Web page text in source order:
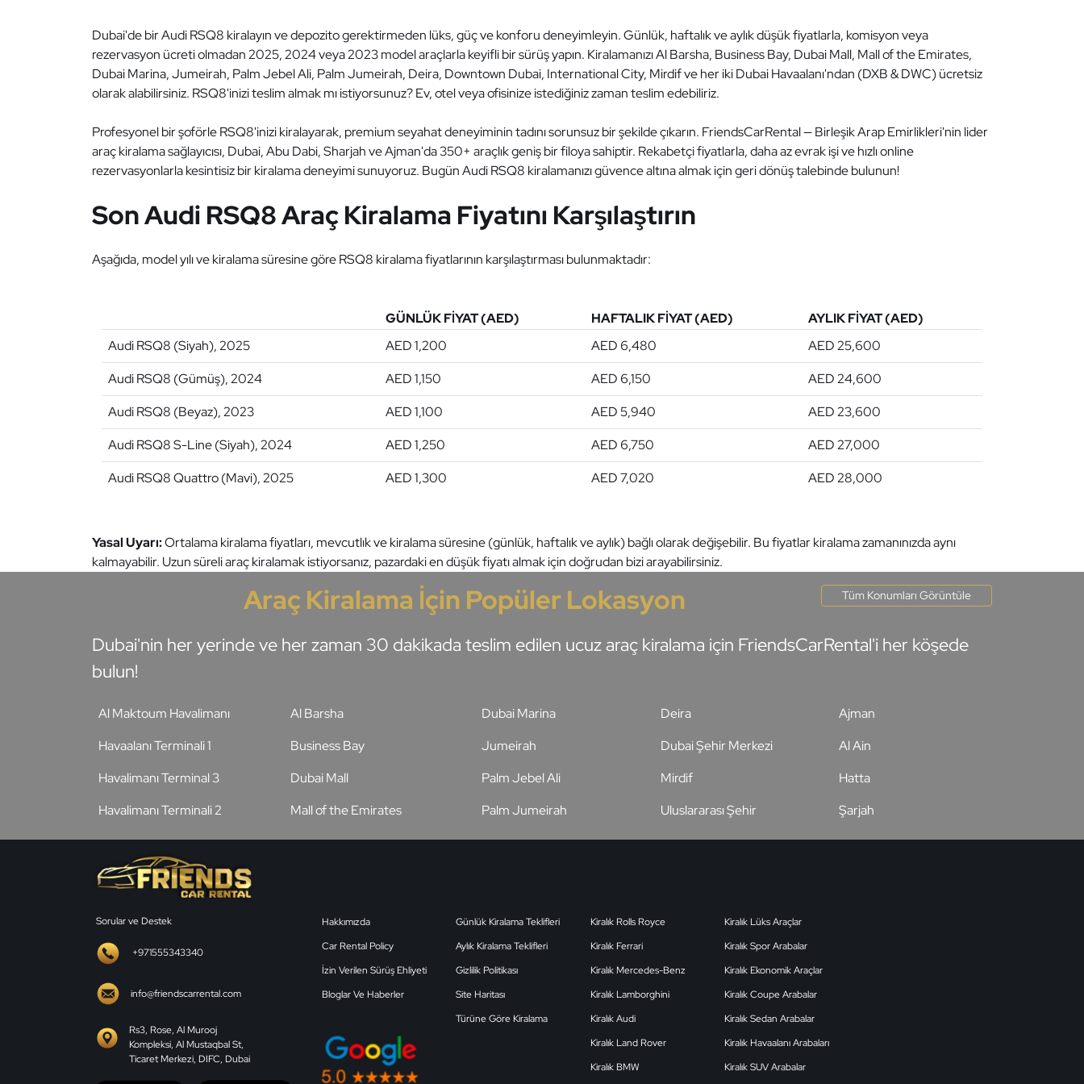
Dubai'de bir Audi RSQ8 kiralayın ve depozito gerektirmeden lüks, güç ve konforu deneyimleyin. Günlük, haftalık ve aylık düşük fiyatlarla, komisyon veya
rezervasyon ücreti olmadan 2025, 2024 veya 2023 model araçlarla keyifli bir sürüş yapın. Kiralamanızı Al Barsha, Business Bay, Dubai Mall, Mall of the Emirates,
Dubai Marina, Jumeirah, Palm Jebel Ali, Palm Jumeirah, Deira, Downtown Dubai, International City, Mirdif ve her iki Dubai Havaalanı'ndan (DXB & DWC) ücretsiz
olarak alabilirsiniz. RSQ8'inizi teslim almak mı istiyorsunuz? Ev, otel veya ofisinize istediğiniz zaman teslim edebiliriz.
Profesyonel bir şoförle RSQ8'inizi kiralayarak, premium seyahat deneyiminin tadını sorunsuz bir şekilde çıkarın. FriendsCarRental — Birleşik Arap Emirlikleri'nin lider
araç kiralama sağlayıcısı, Dubai, Abu Dabi, Sharjah ve Ajman'da 350+ araçlık geniş bir filoya sahiptir. Rekabetçi fiyatlarla, daha az evrak işi ve hızlı online
rezervasyonlarla kesintisiz bir kiralama deneyimi sunuyoruz. Bugün Audi RSQ8 kiralamanızı güvence altına almak için geri dönüş talebinde bulunun!
Son Audi RSQ8 Araç Kiralama Fiyatını Karşılaştırın
Aşağıda, model yılı ve kiralama süresine göre RSQ8 kiralama fiyatlarının karşılaştırması bulunmaktadır:
GÜNLÜK FIYAT (AED) HAFTALIK FIYAT (AED)
AYLIK FIYAT (AED)
Audi RSQ8 (Siyah), 2025
AED 1,200 AED 6,480
AED 25,600
Audi RSQ8 (Gümüş), 2024
AED 1,150 AED 6,150
AED 24,600
Audi RSQ8 (Beyaz), 2023
AED 1,100 AED 5,940
AED 23,600
Audi RSQ8 S-Line (Siyah), 2024
AED 1,250 AED 6,750
AED 27,000
Audi RSQ8 Quattro (Mavi), 2025
AED 1,300 AED 7,020 AED 28,000
Yasal Uyarı:Ortalama kiralama fiyatları, mevcutlık ve kiralama süresine (günlük, haftalık ve aylık) bağlı olarak değişebilir. Bu fiyatlar kiralama zamanınızda aynı
kalmayabilir. Uzun süreli araç kiralamak istiyorsanız, pazardaki en düşük fiyatı almak için doğrudan bizi arayabilirsiniz.
Araç Kiralama İçin Popüler Lokasyon Tüm Konumları Görüntüle
Dubai'nin her yerinde ve her zaman 30 dakikada teslim edilen ucuz araç kiralama için FriendsCarRental'i her köşede
bulun!
Al Maktoum Havalimanı
Havaalanı Terminali 1
Havalimanı Terminal 3
Havalimanı Terminali 2
Al Barsha
Business Bay
Dubai Mall
Mall of the Emirates
Dubai Marina
Jumeirah
Palm Jebel Ali
Palm Jumeirah
Deira
Dubai Şehir Merkezi
Mirdif
Uluslararası Şehir
Ajman
Al Ain
Hatta
Şarjah
Sorular ve Destek
+971555343340
info@friendscarrental.com
Rs3, Rose, Al Murooj
Kompleksi, Al Mustaqbal St,
Ticaret Merkezi, DIFC, Dubai
Hakkımızda
Car Rental Policy
İzin Verilen Sürüş Ehliyeti
Bloglar Ve Haberler
Günlük Kiralama Teklifleri
Aylık Kiralama Teklifleri
Gizlilik Politikası
Site Haritası
Türüne Göre Kiralama
Kiralık Rolls Royce
Kiralık Ferrari
Kiralık Mercedes-Benz
Kiralık Lamborghini
Kiralık Audi
Kiralık Land Rover
Kiralık BMW
Kiralık Lüks Araçlar
Kiralık Spor Arabalar
Kiralık Ekonomik Araçlar
Kiralık Coupe Arabalar
Kiralık Sedan Arabalar
Kiralık Havaalanı Arabaları
Kiralık SUV Arabalar